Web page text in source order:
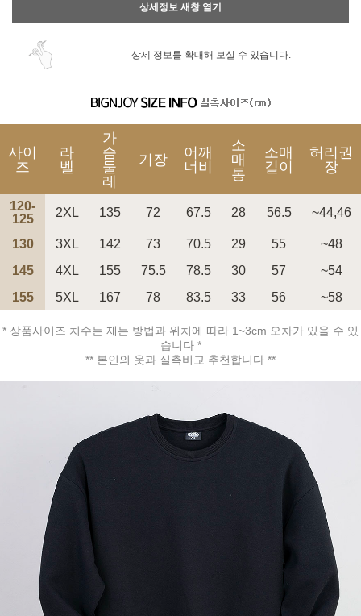
페이코 ID로 페
PAYCO 바로구매
상세정보 새창 열기
상세 정보를 확대해 보실 수 있습니다.
사이
즈
라
벨
가
슴
둘
레
기장
어깨
너비
소
매
통
소매
길이
허리권
장
120-
125
2XL 135 72 67.5 28 56.5 ~44,46
130 3XL 142 73 70.5 29 55
~48
145
4XL 155 75.5 78.5 30 57
~54
155
5XL 167 78 83.5 33 56 ~58
* 상품사이즈 치수는 재는 방법과 위치에 따라 1~3cm 오차가 있을 수 있
습니다 *
** 본인의 옷과 실측비교 추천합니다 **